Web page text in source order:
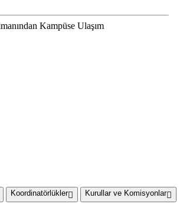
Kampüse Ulaşım
Koordinatörlükler
Kurullar ve Komisyonlar